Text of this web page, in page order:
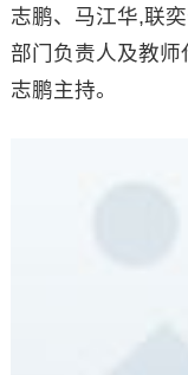
志鹏、马江华,联
部门负责人及教
志鹏主持。